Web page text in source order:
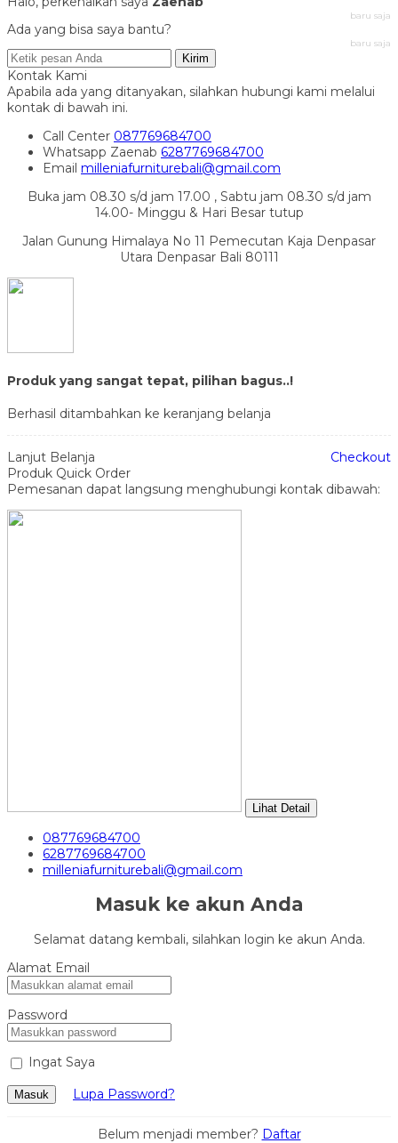
baru saja
Ada yang bisa saya bantu?
baru saja
Kirim
Kontak Kami
Apabila ada yang ditanyakan, silahkan hubungi kami melalui
kontak di bawah ini.
Call Center 087769684700
Whatsapp Zaenab 6287769684700
Email milleniafurniturebali@gmail.com
Buka jam 08.30 s/d jam 17.00 , Sabtu jam 08.30 s/d jam
14.00- Minggu & Hari Besar tutup
Jalan Gunung Himalaya No 11 Pemecutan Kaja Denpasar
Utara Denpasar Bali 80111
Produk yang sangat tepat, pilihan bagus..!
Berhasil ditambahkan ke keranjang belanja
Lanjut Belanja
Checkout
Produk Quick Order
Pemesanan dapat langsung menghubungi kontak dibawah:
Lihat Detail
087769684700
6287769684700
milleniafurniturebali@gmail.com
Masuk ke akun Anda
Selamat datang kembali, silahkan login ke akun Anda.
Alamat Email
Password
Ingat Saya
Masuk Lupa Password?
Belum menjadi member? Daftar